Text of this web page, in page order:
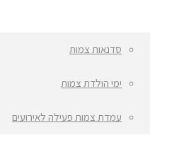
סדנאות צמות
ימי הולדת צמות
עמדת צמות פעילה לאירועים